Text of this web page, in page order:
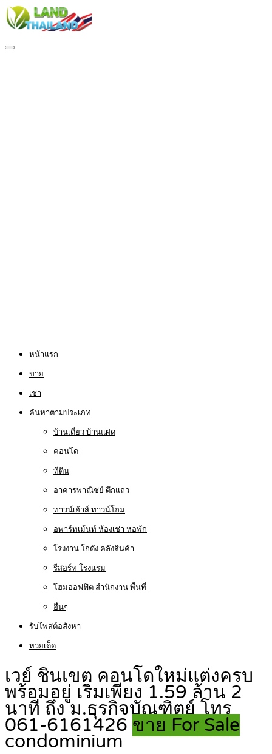
หน้าแรก
ขาย
เช่า
ค้นหาตามประเภท
บ้านเดี่ยว บ้านแฝด
คอนโด
ที่ดิน
อาคารพาณิชย์ ตึกแถว
ทาวน์เฮ้าส์ ทาวน์โฮม
อพาร์ทเม้นท์ ห้องเช่า หอพัก
โรงงาน โกดัง คลังสินค้า
รีสอร์ท โรงแรม
โฮมออฟฟิต สำนักงาน พื้นที่
อื่นๆ
รับโพสต์อสังหา
หวยเด็ด
เวย์ ชินเขต คอนโดใหม่แต่งครบ
พร้อมอยู่ เริ่มเพียง 1.59 ล้าน 2
นาที ถึง ม.ธุรกิจบัณฑิตย์ โทร
061-6161426 ขาย For Sale
condominium